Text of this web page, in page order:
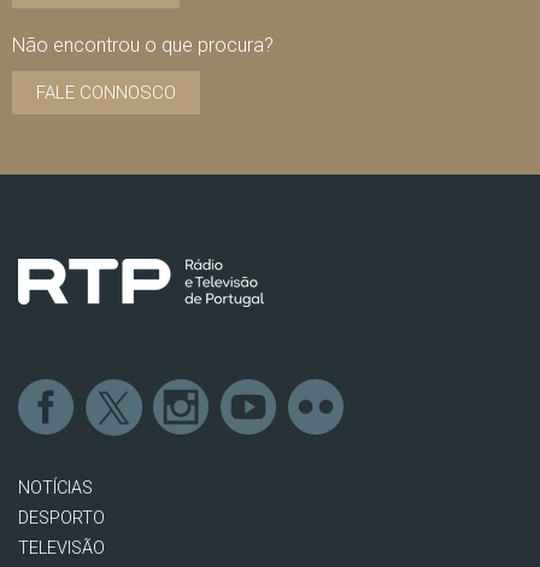
Não encontrou o que procura?
FALE CONNOSCO
NOTÍCIAS
DESPORTO
TELEVISÃO